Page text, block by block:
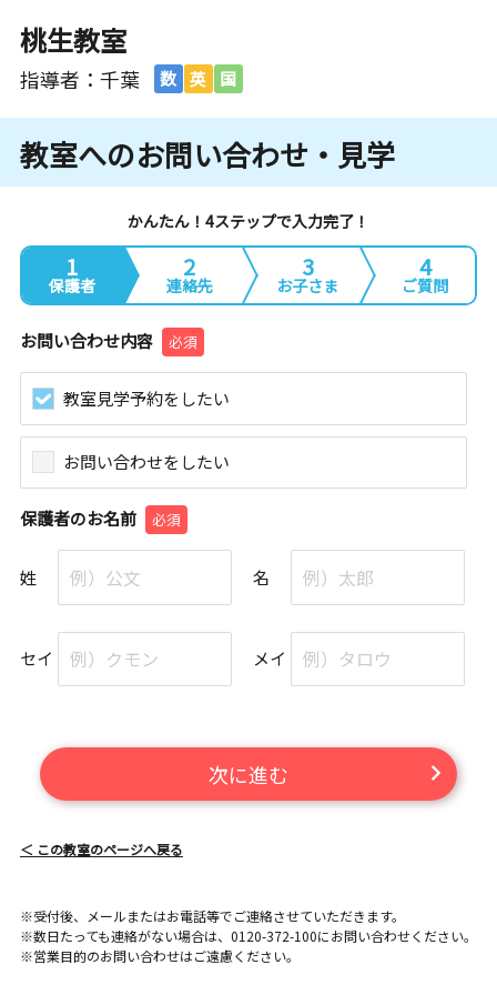
桃生教室
指導者：千葉 数 英 国
教室へのお問い合わせ・見学
かんたん！4ステップで入力完了！
1
保護者
2
連絡先
3
お子さま
4
ご質問
お問い合わせ内容 必須
教室見学予約をしたい
お問い合わせをしたい
保護者のお名前 必須
姓 名
セイ メイ
次に進む
＜ この教室のページへ戻る
※受付後、メールまたはお電話等でご連絡させていただきます。
※数日たっても連絡がない場合は、0120-372-100にお問い合わせください。
※営業目的のお問い合わせはご遠慮ください。